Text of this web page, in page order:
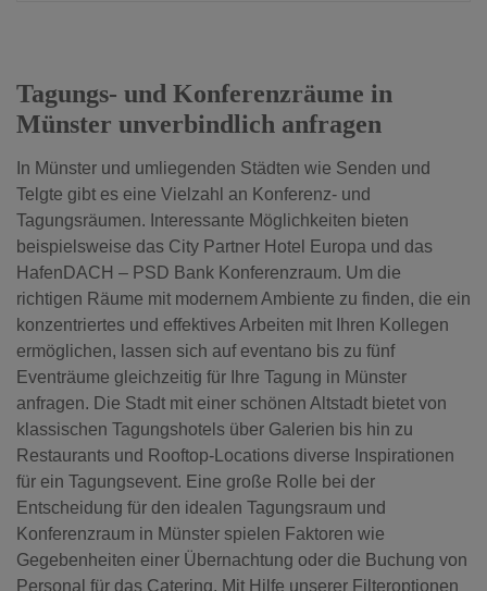
Tagungs- und Konferenzräume in
Münster unverbindlich anfragen
In Münster und umliegenden Städten wie Senden und
Telgte gibt es eine Vielzahl an Konferenz- und
Tagungsräumen. Interessante Möglichkeiten bieten
beispielsweise das City Partner Hotel Europa und das
HafenDACH – PSD Bank Konferenzraum. Um die
richtigen Räume mit modernem Ambiente zu finden, die ein
konzentriertes und effektives Arbeiten mit Ihren Kollegen
ermöglichen, lassen sich auf eventano bis zu fünf
Eventräume gleichzeitig für Ihre Tagung in Münster
anfragen. Die Stadt mit einer schönen Altstadt bietet von
klassischen Tagungshotels über Galerien bis hin zu
Restaurants und Rooftop-Locations diverse Inspirationen
für ein Tagungsevent. Eine große Rolle bei der
Entscheidung für den idealen Tagungsraum und
Konferenzraum in Münster spielen Faktoren wie
Gegebenheiten einer Übernachtung oder die Buchung von
Personal für das Catering. Mit Hilfe unserer Filteroptionen